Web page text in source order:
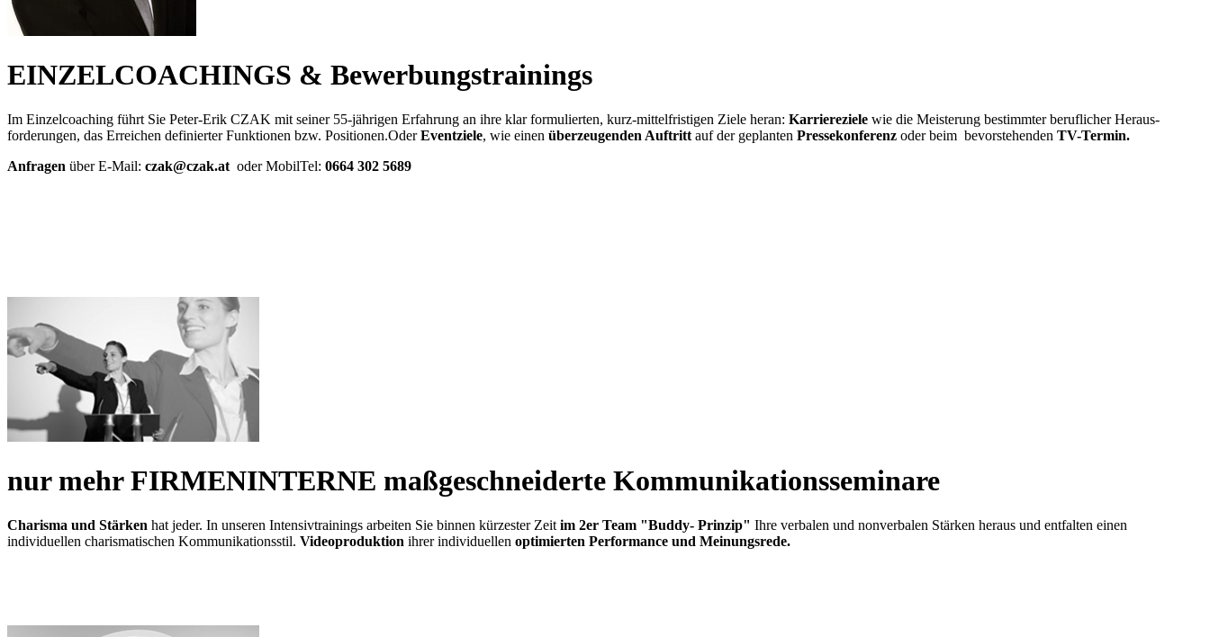
EINZELCOACHINGS & Bewerbungstrainings
Im Einzelcoaching führt Sie Peter-Erik CZAK mit seiner 55-jährigen Erfahrung an ihre klar formulierten, kurz-mittelfristigen Ziele heran: Karriereziele wie die Meisterung bestimmter beruflicher Heraus-
forderungen, das Erreichen definierter Funktionen bzw. Positionen.OderEventziele, wie einen überzeugenden Auftritt auf der geplanten Pressekonferenz oder beim bevorstehenden TV-Termin.
Anfragen über E-Mail: czak@czak.at oder MobilTel: 0664 302 5689
nur mehr FIRMENINTERNE maßgeschneiderte Kommunikationsseminare
Charisma und Stärken hat jeder. In unseren Intensivtrainings arbeiten Sie binnen kürzester Zeit im 2er Team "Buddy- Prinzip" Ihre verbalen und nonverbalen Stärken heraus und entfalten einen
individuellen charismatischen Kommunikationsstil. Videoproduktion ihrer individuellen optimierten Performance und Meinungsrede.